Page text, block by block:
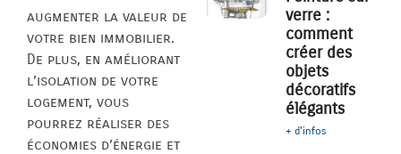
augmenter la valeur de
votre bien immobilier.
De plus, en améliorant
l’isolation de votre
logement, vous
pourrez réaliser des
économies d’énergie et
verre :
comment
créer des
objets
décoratifs
élégants
+ d'infos